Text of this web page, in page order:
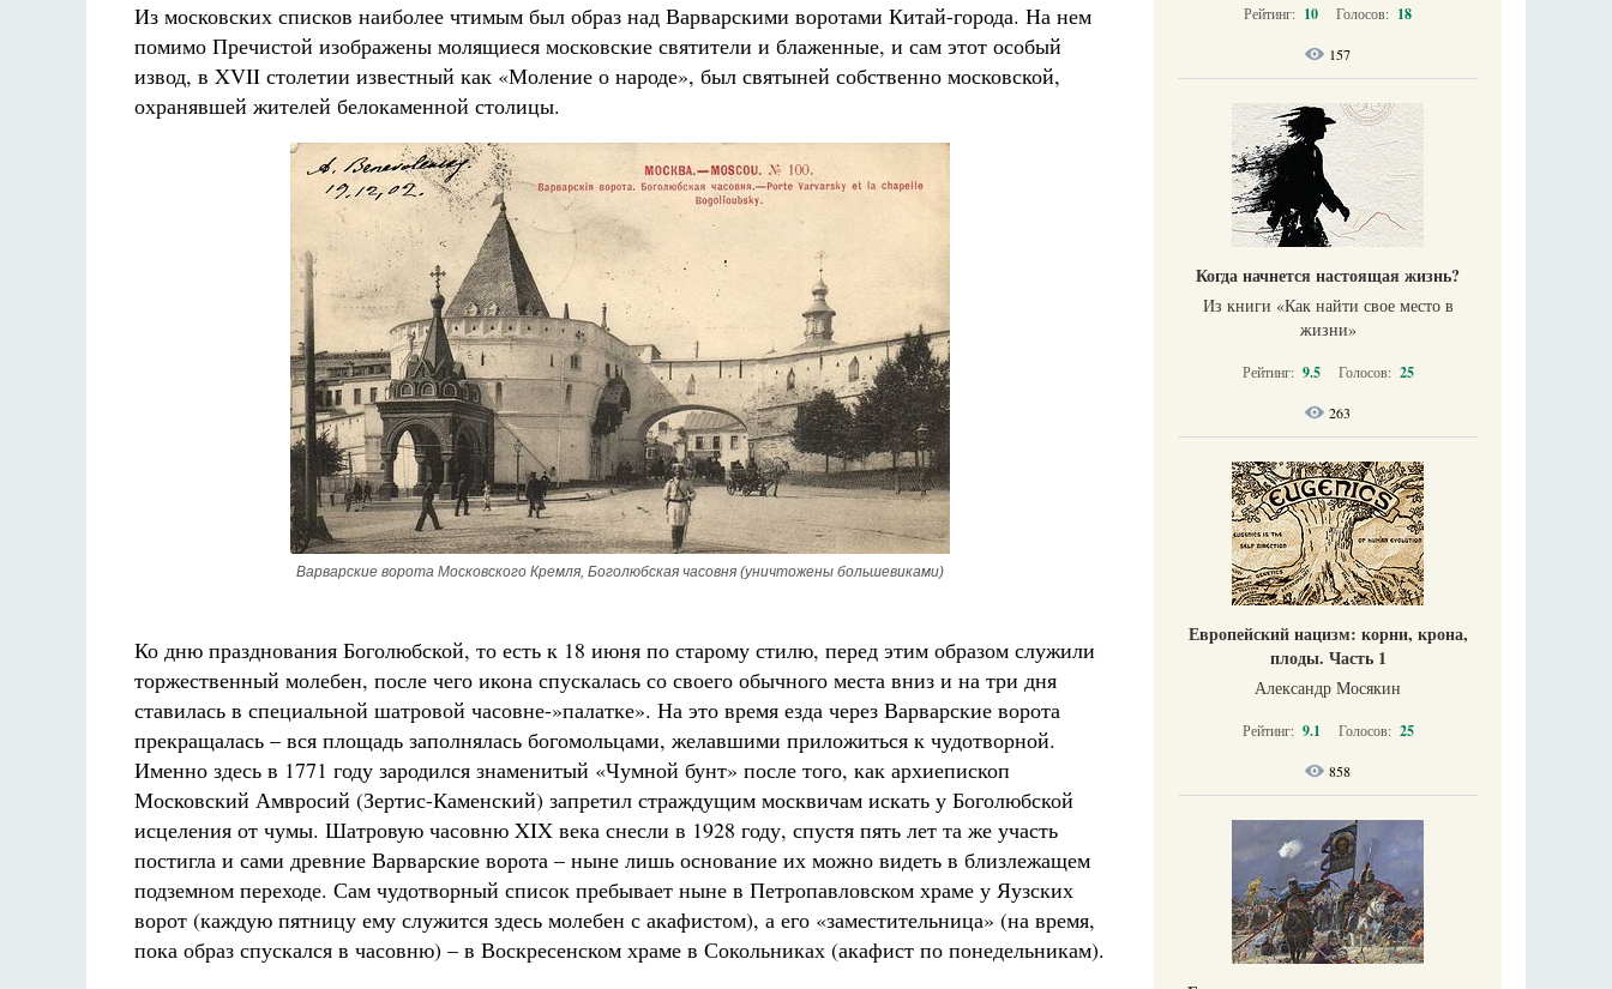
Из московских списков наиболее чтимым был образ над Варварскими воротами Китай-города. На нем
помимо Пречистой изображены молящиеся московские святители и блаженные, и сам этот особый
извод, в XVII столетии известный как «Моление о народе», был святыней собственно московской,
охранявшей жителей белокаменной столицы.
Варварские ворота Московского Кремля, Боголюбская часовня (уничтожены большевиками)
Ко дню празднования Боголюбской, то есть к 18 июня по старому стилю, перед этим образом служили
торжественный молебен, после чего икона спускалась со своего обычного места вниз и на три дня
ставилась в специальной шатровой часовне-»палатке». На это время езда через Варварские ворота
прекращалась – вся площадь заполнялась богомольцами, желавшими приложиться к чудотворной.
Именно здесь в 1771 году зародился знаменитый «Чумной бунт» после того, как архиепископ
Московский Амвросий (Зертис-Каменский) запретил страждущим москвичам искать у Боголюбской
исцеления от чумы. Шатровую часовню XIX века снесли в 1928 году, спустя пять лет та же участь
постигла и сами древние Варварские ворота – ныне лишь основание их можно видеть в близлежащем
подземном переходе. Сам чудотворный список пребывает ныне в Петропавловском храме у Яузских
ворот (каждую пятницу ему служится здесь молебен с акафистом), а его «заместительница» (на время,
пока образ спускался в часовню) – в Воскресенском храме в Сокольниках (акафист по понедельникам).
Рейтинг: 10 Голосов: 18
157
Когда начнется настоящая жизнь?
Из книги «Как найти свое место в
жизни​»
Рейтинг: 9.5 Голосов: 25
263
Европейский нацизм: корни, крона,
плоды. Часть 1
Александр Мосякин
Рейтинг: 9.1 Голосов: 25
858